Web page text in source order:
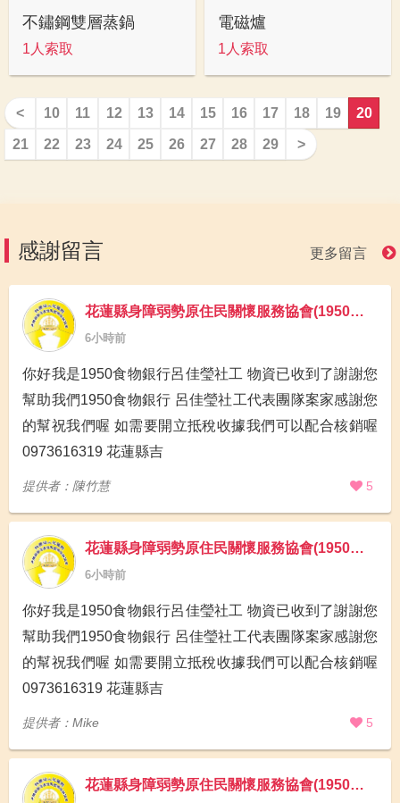
不鏽鋼雙層蒸鍋
1人索取
電磁爐
1人索取
< 10 11 12 13 14 15 16 17 18 19 20
21 22 23 24 25 26 27 28 29 >
感謝留言 更多留言
花蓮縣身障弱勢原住民關懷服務協會(1950食物銀行)
6小時前
你好我是1950食物銀行呂佳瑩社工 物資已收到了謝謝您
幫助我們1950食物銀行 呂佳瑩社工代表團隊案家感謝您
的幫祝我們喔 如需要開立抵稅收據我們可以配合核銷喔
0973616319 花蓮縣吉
提供者：陳竹慧 5
花蓮縣身障弱勢原住民關懷服務協會(1950食物銀行)
6小時前
你好我是1950食物銀行呂佳瑩社工 物資已收到了謝謝您
幫助我們1950食物銀行 呂佳瑩社工代表團隊案家感謝您
的幫祝我們喔 如需要開立抵稅收據我們可以配合核銷喔
0973616319 花蓮縣吉
提供者：Mike 5
花蓮縣身障弱勢原住民關懷服務協會(1950食物銀行)